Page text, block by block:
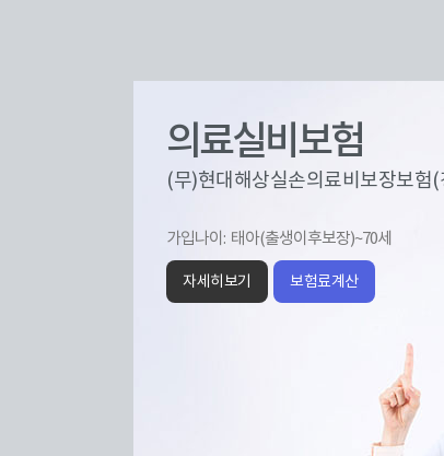
의료실비보험
(무)현대해상실손의료비보장보험
가입나이: 태아(출생이후보장)~70세
자세히보기 보험료계산